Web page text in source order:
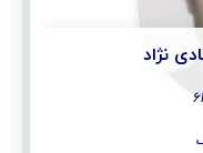
نژاد